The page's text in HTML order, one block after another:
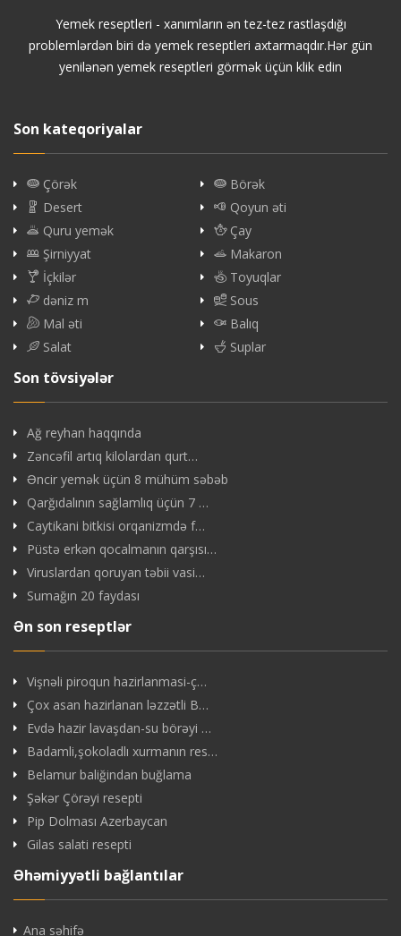
Yemek reseptleri - xanımların ən tez-tez rastlaşdığı
problemlərdən biri də yemek reseptleri axtarmaqdır.Hər gün
yenilənən yemek reseptleri görmək üçün klik edin
Son kateqoriyalar
Çörək
Börək
Desert
Qoyun əti
Quru yemək
Çay
Şirniyyat
Makaron
İçkilər
Toyuqlar
dəniz m
Sous
Mal əti
Balıq
Salat
Suplar
Son tövsiyələr
Ağ reyhan haqqında
Zəncəfil artıq kilolardan qurt…
Əncir yemək üçün 8 mühüm səbəb
Qarğıdalının sağlamlıq üçün 7 …
Caytikani bitkisi orqanizmdə f…
Püstə erkən qocalmanın qarşısı…
Viruslardan qoruyan təbii vasi…
Sumağın 20 faydası
Ən son reseptlər
Vişnəli piroqun hazirlanmasi-ç…
Çox asan hazirlanan ləzzətli B…
Evdə hazir lavaşdan-su börəyi …
Badamli,şokoladlı xurmanın res…
Belamur baliğindan buğlama
Şəkər Çörəyi resepti
Pip Dolması Azerbaycan
Gilas salati resepti
Əhəmiyyətli bağlantılar
Ana səhifə